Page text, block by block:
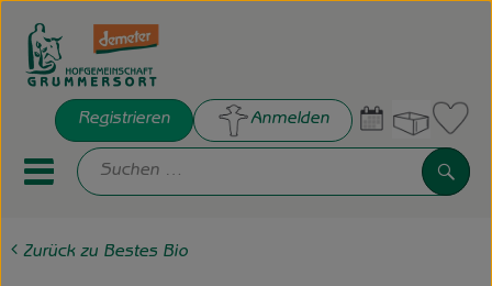
Registrieren Anmelden
Mobiles Menu öffnen oder
Hofkisten
Zurück zu Bestes Bio